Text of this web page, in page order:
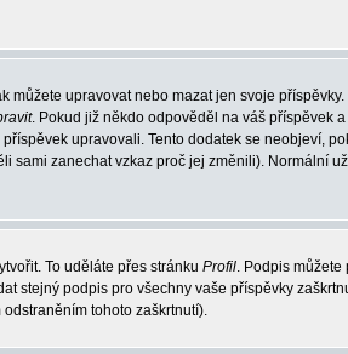
můžete upravovat nebo mazat jen svoje
. Pokud již někdo odpověděl na váš příspěvek
upravovali. Tento dodatek se neobjeví,
sami zanechat vzkaz proč jej změnili). Normální
To uděláte přes stránku Profil. Podpis můžete
stejný podpis pro všechny vaše příspěvky
tohoto zaškrtnutí).